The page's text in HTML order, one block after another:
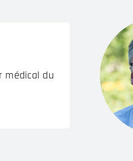
médical du